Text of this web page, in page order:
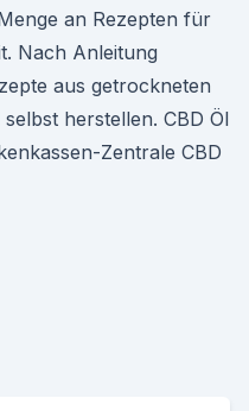
an Rezepten für
Nach Anleitung
aus getrockneten
herstellen. CBD Öl
Zentrale CBD